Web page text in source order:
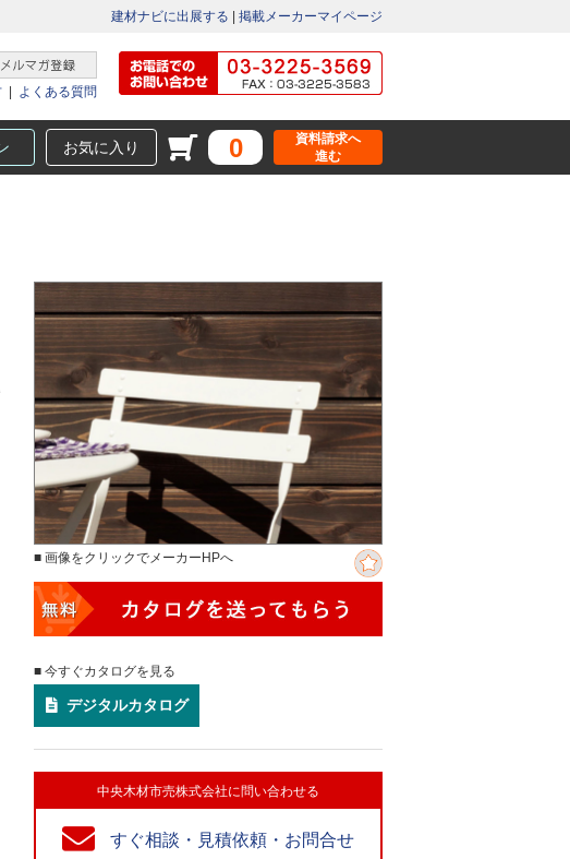
建材ナビに出展する 掲載メーカーマイページ
よくある質問
お気に入り 0
資料請求へ
進む
■ 画像をクリックでメーカーHPへ
■ 今すぐカタログを見る
デジタルカタログ
中央木材市売株式会社に問い合わせる
すぐ相談・見積依頼・お問合せ